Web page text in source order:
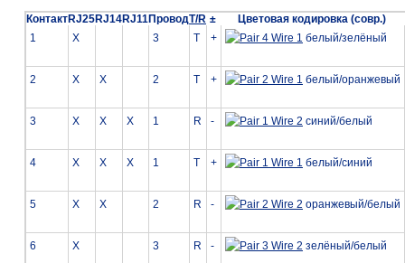
КонтактRJ25RJ14RJ11ПроводT/R ±
Цветовая кодировка (совр.)
1
X 3 T + белый/зелёный
2 X X 2 T + белый/оранжевый
3 X X X 1 R - синий/белый
4 X X X 1 T + белый/синий
5 X X 2 R - оранжевый/белый
6 X 3 R - зелёный/белый